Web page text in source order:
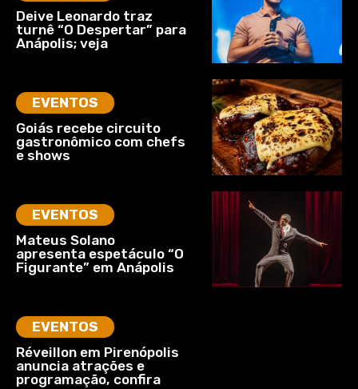
Deive Leonardo traz
turnê “O Despertar” para
Anápolis; veja
EVENTOS
Goiás recebe circuito
gastronômico com chefs
e shows
EVENTOS
Mateus Solano
apresenta espetáculo “O
Figurante” em Anápolis
EVENTOS
Réveillon em Pirenópolis
anuncia atrações e
programação, confira